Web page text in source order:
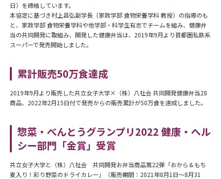
日）を締結しています。
本協定に基づき村上昌弘副学長（家政学部 食物栄養学科 教授）の指導のも
と、家政学部 食物栄養学科や他学部・科学生有志でチームを組み、健康弁
当の共同開発に取組み、開発した健康弁当は、2019年9月より首都圏私鉄系
スーパーで発売開始しました。
累計販売50万食達成
2019年9月より販売した共立女子大学×（株）八社会 共同開発健康弁当28
商品、2022年2月15日付で発売からの販売累計が50万食を達成しました。
惣菜・べんとうグランプリ2022 健康・ヘル
シー部門「金賞」受賞
共立女子大学と（株）八社会 共同開発お弁当商品第22弾「おから＆もち
麦入り！彩り野菜のドライカレー」（販売期間：2021年8月1日～8月31